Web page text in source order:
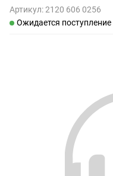
Артикул:2120 606 0256
Ожидается